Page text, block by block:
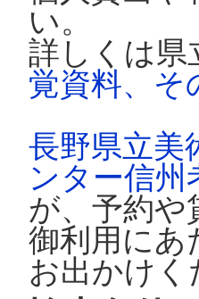
い。
詳しくは県
覚資料、そ
長野県立美
ンター信
が、予約や
御利用にあ
お出かけく